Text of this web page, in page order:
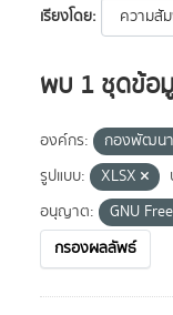
เรียงโดย
พบ 1 ชุดข้อ
องค์กร: กองพัฒน
รูปแบบ:
XLSX
อนุญาต:
GNU
กรองผลลัพธ์